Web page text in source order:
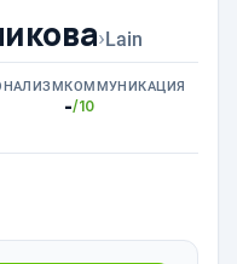
›Lain
КОММУНИКАЦИЯ
-/10